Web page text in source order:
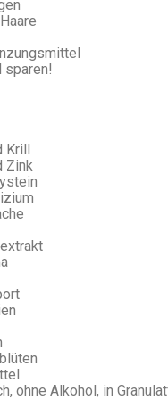
sparen!
Krill
Zink
ohne Alkohol, in